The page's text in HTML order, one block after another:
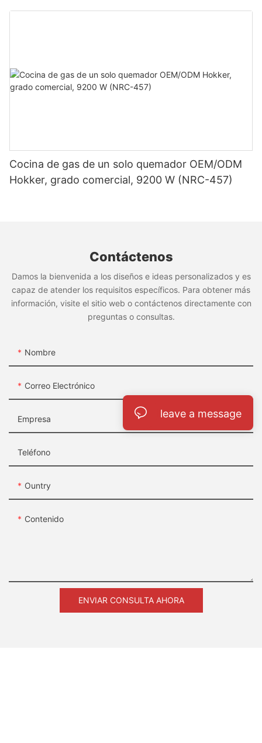
Cocina de gas de un solo quemador OEM/ODM
Hokker, grado comercial, 9200 W (NRC-457)
Contáctenos
Damos la bienvenida a los diseños e ideas personalizados y es
capaz de atender los requisitos específicos. Para obtener más
información, visite el sitio web o contáctenos directamente con
preguntas o consultas.
Nombre
Correo Electrónico
Empresa
Teléfono
Ountry
Contenido
ENVIAR CONSULTA AHORA
leave a message